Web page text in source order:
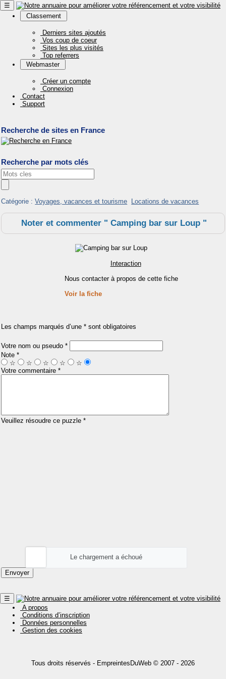
☰
Classement
Derniers sites ajoutés
Vos coup de coeur
Sites les plus visités
Top referrers
Webmaster
Créer un compte
Connexion
Contact
Support
Recherche de sites en France
Recherche par mots clés
Catégorie :Voyages, vacances et tourisme Locations de vacances
Noter et commenter " Camping bar sur Loup "
Interaction
Nous contacter à propos de cette fiche
Voir la fiche
Les champs marqués d’une * sont obligatoires
Votre nom ou pseudo *
Note *
☆
☆ ☆ ☆
☆
Votre commentaire *
Veuillez résoudre ce puzzle *
Le chargement a échoué
☰
A propos
Conditions d’inscription
Données personnelles
Gestion des cookies
Tous droits réservés - EmpreintesDuWeb © 2007 - 2026